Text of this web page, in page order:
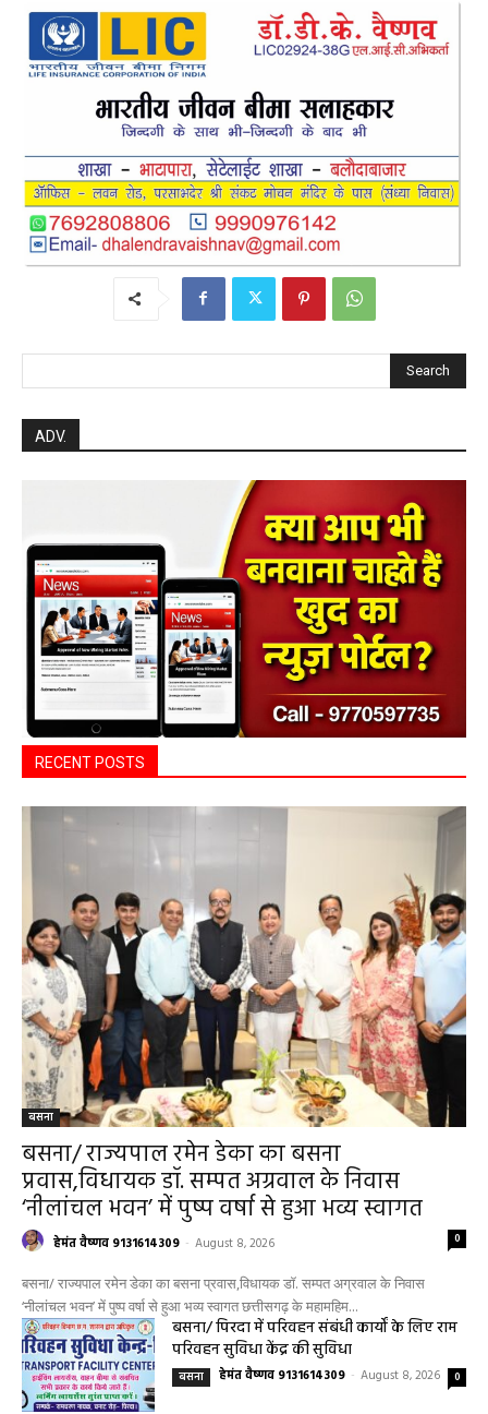
महासमुंद खाद्य सुरक्षा विभाग द्वारा पिथौरा एवं
बागबाहरा में किया औचक निरीक्षण खाद्य पदार्थों की
गुणवत्ता एवं स्वच्छता को लेकर आवश्यक
सावधानियां बरतने के...
CG बागबाहरा हेमंत वैष्णव 9131614309 -
August 7, 2026
सरायपाली/ ओम हॉस्पिटल सामान्य बीमारियों से
लेकर डायबिटीज व बीपी तक का इलाज, 9 अगस्त
को मिलेगा विशेषज्ञ ईलाज परामर्श
हेल्थ प्लस हेमंत वैष्णव 9131614309
0
महासमुंद कलेक्टर ने सुनी आमजनों की समस्याएं,
Uncategorized हेमंत वैष्णव 9131614309 -
स्तरीय समीक्षा बैठक आयोजित
हेमंत वैष्णव 9131614309 - August 3, 2026
बसना/ संतान प्राप्ति से जुड़ी समस्याओं का मिलेगा
आधुनिक इलाज, 4 अगस्त को विशेष परामर्श शिविर
बसना हेमंत वैष्णव 9131614309 - August 2, 2026
हेल्थ प्लस
हेल्थ प्लस
सरायपाली/ ओम हॉस्पिटल सामान्य बीमारियों से
लेकर डायबिटीज व बीपी तक का इलाज, 9 अगस्त
को मिलेगा विशेषज्ञ ईलाज परामर्श
हेमंत वैष्णव 9131614309 - August 6, 2026
9 अगस्त को सरायपाली के ओम हॉस्पिटल में जनरल मेडिसिन विशेषज्ञ डॉ. एस. कुमार देंगे
सेवाएं सरायपाली। ओम हॉस्पिटल, सरायपाली में रविवार, 9 अगस्त 2026...
बसना/ संतान प्राप्ति से जुड़ी समस्याओं का मिलेगा
आधुनिक इलाज, 4 अगस्त को विशेष परामर्श शिविर
August 2, 2026
सरायपाली/ ओम हॉस्पिटल में 4 अगस्त को बाल रोग